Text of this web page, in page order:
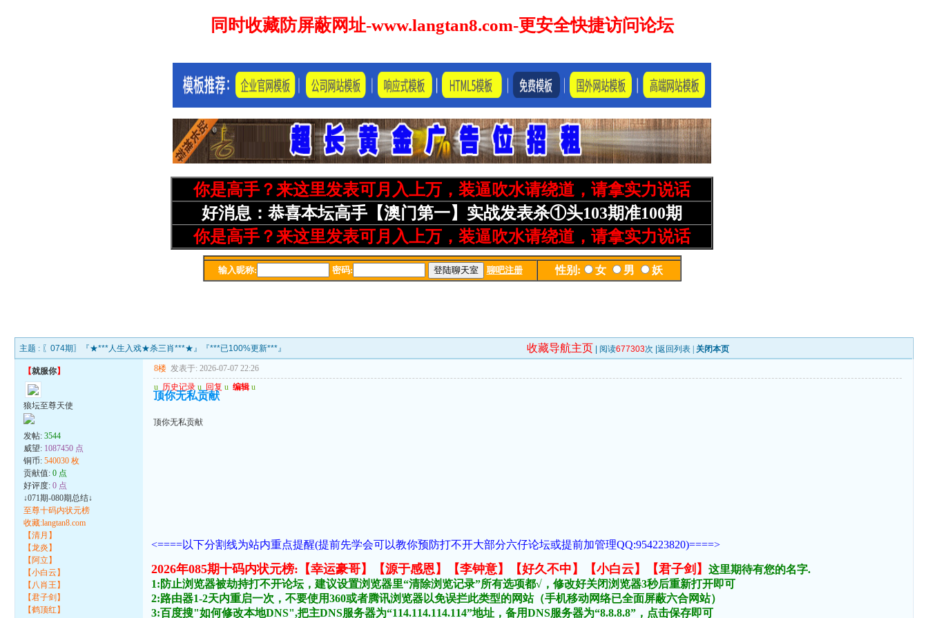
主题 : 〖074期〗『★***人生入戏★杀三肖***★』『***已100%更新***』 收藏导航主页 | 阅读677303次 |返回列表 关闭本页
【就服你】
狼坛至尊天使
发帖:3544
威望: 1087450 点
铜币:540030 枚
贡献值:0 点
好评度:0 点
↓071期-080期总结↓
至尊十码内状元榜
收藏:langtan8.com
【清月】
【龙炎】
【阿立】
【小白云】
【八肖王】
【君子剑】
【鹤顶红】
8楼 发表于: 2026-07-07 22:26
u 历史记录 u 回复 u 编辑 u
顶你无私贡献
顶你无私贡献
<====以下分割线为站内重点提醒(提前先学会可以教你预防打不开大部分六仔论坛或提前加管理QQ:954223820)====>
2026年085期十码内状元榜:【幸运豪哥】【源于感恩】【李钟意】【好久不中】【小白云】【君子剑】
这里期待有您的名字.
1:防止浏览器被劫持打不开论坛，建议设置浏览器里“清除浏览记录”所有选项都√，修改好关闭浏览器3秒后重新打开即可
2:路由器1-2天内重启一次，不要使用360或者腾讯浏览器以免误拦此类型的网站（手机移动网络已全面屏蔽六合网站）
3:百度搜"如何修改本地DNS",把主DNS服务器为“114.114.114.114”地址，备用DNS服务器为“8.8.8.8”，点击保存即可